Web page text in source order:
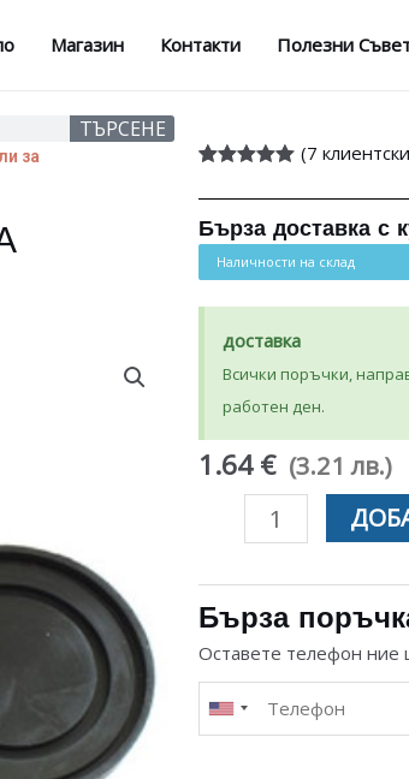
Магазин Контакти Полезни
ТЪРСЕНЕ
за
от 5,
потребителски
(7
Бърза доставка с
Наличности на склад
доставка
Всички поръчки,
работен ден.
1.64 € (3.21 лв.)
количество
/
МАНШЕТ
БОЙЛЕР
ЮНГА
Бърза
Оставете телефон ние